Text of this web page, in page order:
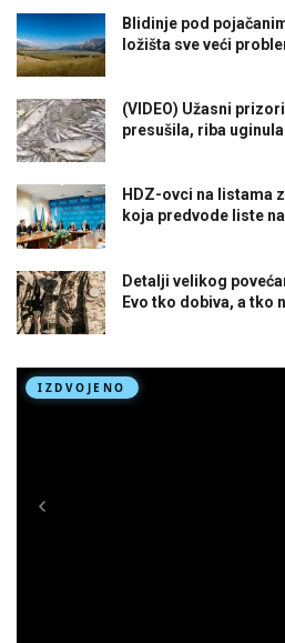
Blidinje pod
ložišta sve veći
(VIDEO) Užasni
presušila, riba uginula
HDZ-ovci na listama
koja predvode liste
Detalji velikog
Evo tko dobiva, a tko